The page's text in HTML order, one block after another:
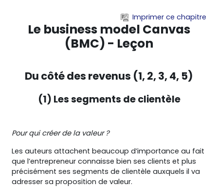
Imprimer ce chapitre
Le business model Canvas
(BMC) - Leçon
Du côté des revenus (1, 2, 3, 4, 5)
(1) Les segments de clientèle
Pour qui créer de la valeur ?
Les auteurs attachent beaucoup d’importance au fait
que l’entrepreneur connaisse bien ses clients et plus
précisément ses segments de clientèle auxquels il va
adresser sa proposition de valeur.